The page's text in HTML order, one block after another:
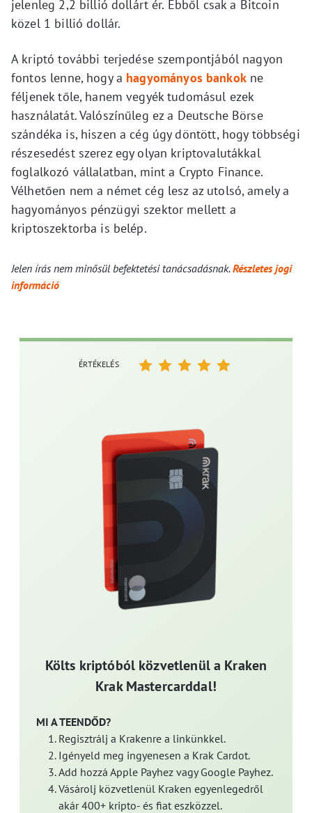
jelenleg 2,2 billió dollárt ér. Ebből csak a Bitcoin
közel 1 billió dollár.
A kriptó további terjedése szempontjából nagyon
fontos lenne, hogy a hagyományos bankokne
féljenek tőle, hanem vegyék tudomásul ezek
használatát. Valószínűleg ez a Deutsche Börse
szándéka is, hiszen a cég úgy döntött, hogy többségi
részesedést szerez egy olyan kriptovalutákkal
foglalkozó vállalatban, mint a Crypto Finance.
Vélhetően nem a német cég lesz az utolsó, amely a
hagyományos pénzügyi szektor mellett a
kriptoszektorba is belép.
Jelen írás nem minősül befektetési tanácsadásnak.Részletes jogi
információ
Költs kriptóból közvetlenül a Kraken
Krak Mastercarddal!
MI A TEENDŐD?
Regisztrálj a Krakenre a linkünkkel.
Igényeld meg ingyenesen a Krak Cardot.
Add hozzá Apple Payhez vagy Google Payhez.
Vásárolj közvetlenül Kraken egyenlegedről
akár 400+ kripto- és fiat eszközzel.
ÉRTÉKELÉS